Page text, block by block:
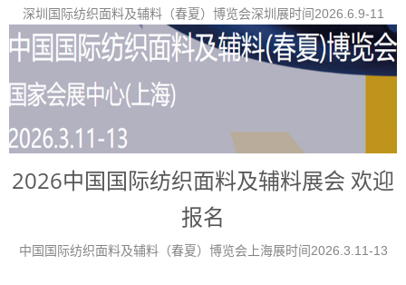
深圳国际纺织面料及辅料（春夏）博览会深圳展时间2026.6.9-11
2026中国国际纺织面料及辅料展会 欢迎
报名
中国国际纺织面料及辅料（春夏）博览会上海展时间2026.3.11-13